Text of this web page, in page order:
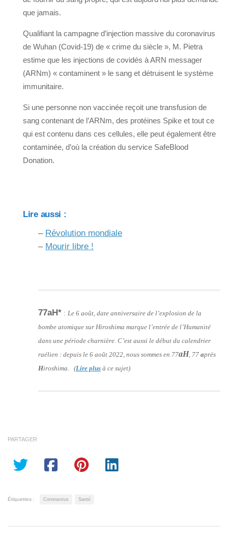
que jamais.
Qualifiant la campagne d’injection massive du coronavirus
de Wuhan (Covid-19) de « crime du siècle », M. Pietra
estime que les injections de covidés à ARN messager
(ARNm) « contaminent » le sang et détruisent le système
immunitaire.
Si une personne non vaccinée reçoit une transfusion de
sang contenant de l’ARNm, des protéines Spike et tout ce
qui est contenu dans ces cellules, elle peut également être
contaminée, d’où la création du service SafeBlood
Donation.
Lire aussi :
– Révolution mondiale
– Mourir libre !
77aH* : Le 6 août, date anniversaire de l’explosion de la
bombe atomique sur Hiroshima marque l’entrée de l’Humanité
dans une période charnière. C’est aussi le début du calendrier
raélien : depuis le 6 août 2022, nous sommes en 77aH, 77 après
Hiroshima. (Lire plus à ce sujet)
PARTAGER
Étiquettes : Coronavirus Santé